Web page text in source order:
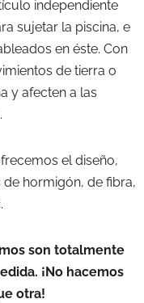
independiente
sujetar la piscina, e
en éste. Con
de tierra o
y afecten a las
el diseño,
hormigón, de fibra,
son totalmente
¡No hacemos
otra!